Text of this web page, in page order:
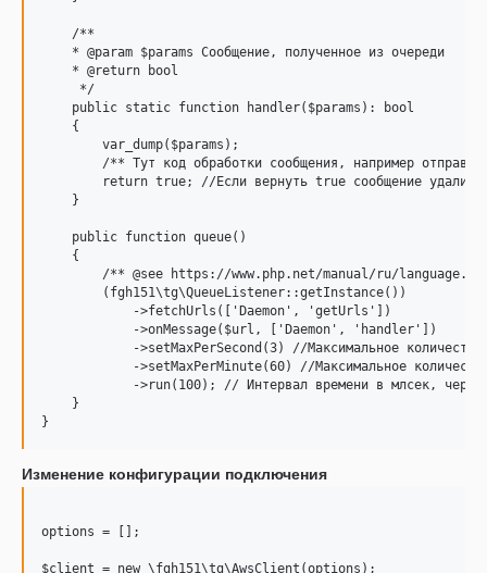
    /**
    * @param $params Сообщение, полученное из очереди
    * @return bool
     */
    public static function handler($params): bool
    {
        var_dump($params);
/** Тут код обработки сообщения, например
return true; //Если вернуть true сообщение
    }
    public function queue()
    {
/** @see https://www.php.net/manual/ru/
        (fgh151\tg\QueueListener::getInstance())
            ->fetchUrls(['Daemon', 'getUrls'])
            ->onMessage($url, ['Daemon', 'handler'])
->setMaxPerSecond(3) //Максимальное
->setMaxPerMinute(60) //Максимальное
->run(100); // Интервал времени в млсек,
    }
Изменение конфигурации подключения
options = [];
$client = new \fgh151\tg\AwsClient(options);